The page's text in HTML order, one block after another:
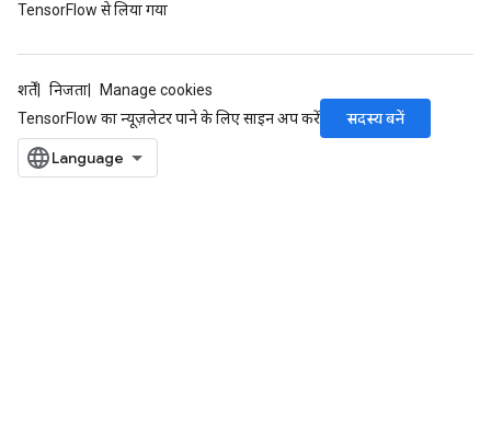
TensorFlow से लिया गया
शर्तें निजता
Manage cookies
TensorFlow का न्यूज़लेटर पाने के लिए साइन अप करें
सदस्य बनें